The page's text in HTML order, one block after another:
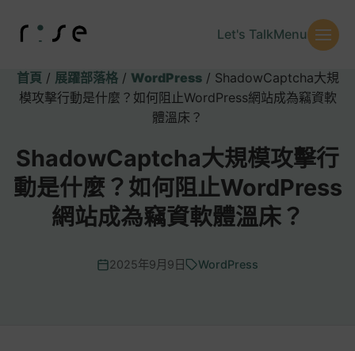
Let's TalkMenu
首頁 / 展躍部落格/ WordPress/ ShadowCaptcha大規
模攻擊行動是什麼？如何阻止WordPress網站成為竊資軟
體溫床？
ShadowCaptcha大規模攻擊行
動是什麼？如何阻止WordPress
網站成為竊資軟體溫床？
2025年9月9日 WordPress